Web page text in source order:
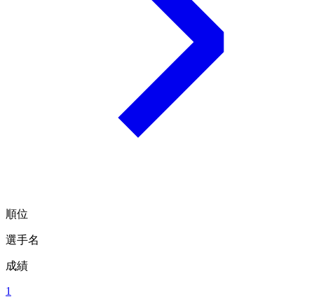
順位
選手名
成績
1